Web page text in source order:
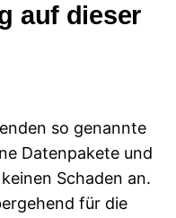
auf dieser
so genannte
Datenpakete und
Schaden an.
für die